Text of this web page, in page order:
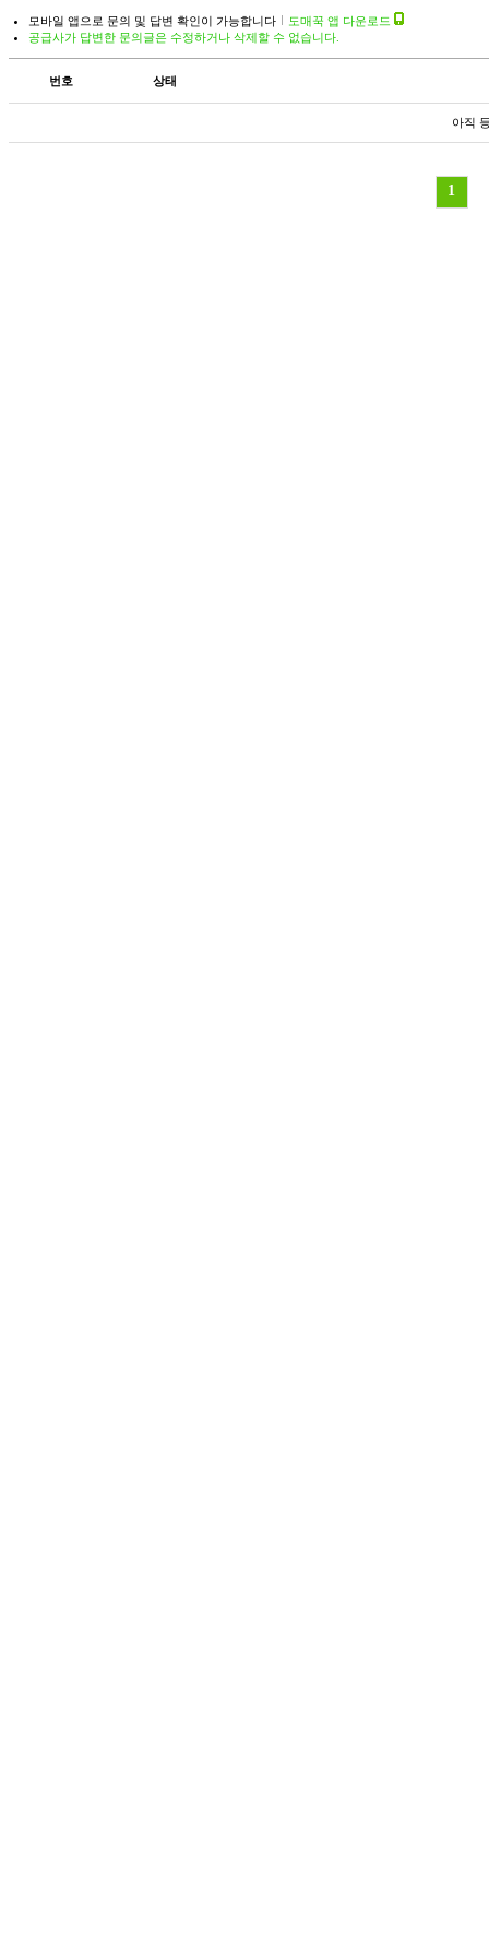
모바일 앱으로 문의 및 답변 확인이 가능합니다
도매꾹 앱 다운로드
공급사가 답변한 문의글은 수정하거나 삭제할 수 없습니다.
번호 상태
아직
1